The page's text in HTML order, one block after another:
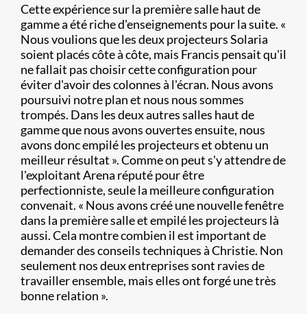
Cette expérience sur la première salle haut de
gamme a été riche d'enseignements pour la suite. «
Nous voulions que les deux projecteurs Solaria
soient placés côte à côte, mais Francis pensait qu'il
ne fallait pas choisir cette configuration pour
éviter d'avoir des colonnes à l'écran. Nous avons
poursuivi notre plan et nous nous sommes
trompés. Dans les deux autres salles haut de
gamme que nous avons ouvertes ensuite, nous
avons donc empilé les projecteurs et obtenu un
meilleur résultat ». Comme on peut s'y attendre de
l'exploitant Arena réputé pour être
perfectionniste, seule la meilleure configuration
convenait. « Nous avons créé une nouvelle fenêtre
dans la première salle et empilé les projecteurs là
aussi. Cela montre combien il est important de
demander des conseils techniques à Christie. Non
seulement nos deux entreprises sont ravies de
travailler ensemble, mais elles ont forgé une très
bonne relation ».